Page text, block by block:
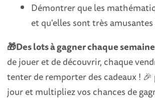
Démontrer que les
et qu'elles sont très
🎁Des lots à gagner chaque
de jouer et de découvrir, chaque
tenter de remporter des cadeaux !
jour et multipliez vos chances de